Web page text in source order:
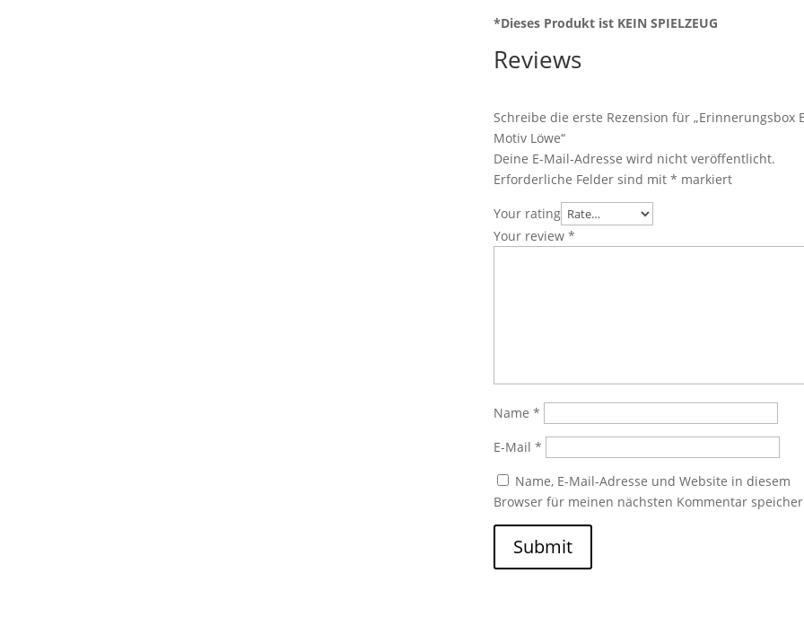
*Dieses Produkt ist KEIN SPIELZEUG
Reviews
Schreibe die erste Rezension für „Erinnerungsbox
Motiv Löwe“
Deine E-Mail-Adresse wird nicht veröffentlicht.
Erforderliche Felder sind mit * markiert
Your rating
Your review *
Name *
E-Mail *
Name, E-Mail-Adresse und Website in diesem
Browser für meinen nächsten Kommentar
Submit